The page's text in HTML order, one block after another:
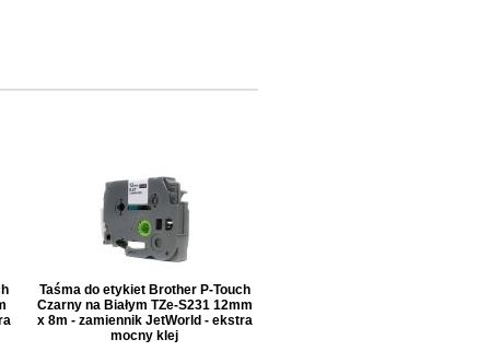
Taśma do etykiet Brother P-Touch
Czarny na Białym TZe-S231 12mm
x 8m - zamiennik JetWorld - ekstra
mocny klej